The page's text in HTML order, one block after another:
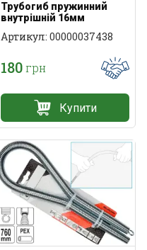
Трубогиб пружинний
внутрішній 16мм
Артикул: 00000037438
180грн
Купити